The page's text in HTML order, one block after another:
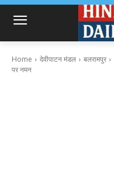
Home देवीपाटन मंडल बलरामपुर
पर नमन